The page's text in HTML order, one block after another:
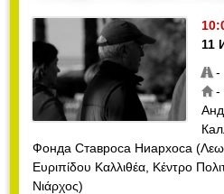
11
-
-
Фонда Ставроса Ниархоса
Ευριπίδου Καλλιθέα, Κέντρο
Νιάρχος)